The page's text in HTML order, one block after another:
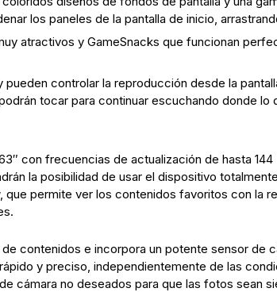
los paneles de la pantalla de inicio,
atractivos y GameSnacks que funcionan
controlar la reproducción desde la
tocar para continuar escuchando donde lo
con frecuencias de actualización de hasta 144
la posibilidad de usar el dispositivo
permite ver los contenidos favoritos con la
contenidos e incorpora un potente sensor de
y preciso, independientemente de las
cámara no deseados para que las fotos sean